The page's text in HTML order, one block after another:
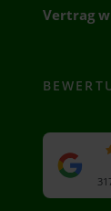
Vertrag